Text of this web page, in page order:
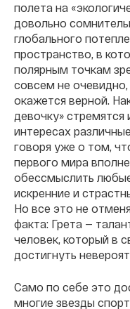
полета на
довольно
глобального
пространство, в
полярным точкам
совсем не очевидно,
окажется верной.
девочку» стремятся
интересах
говоря уже о том,
первого мира
обессмыслить
искренние и
Но все это не
факта: Грета —
человек, который в
достигнуть
Само по себе это
многие звезды